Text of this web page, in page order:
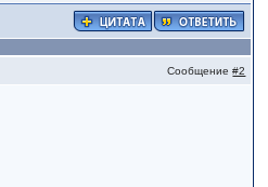
Сообщение#2